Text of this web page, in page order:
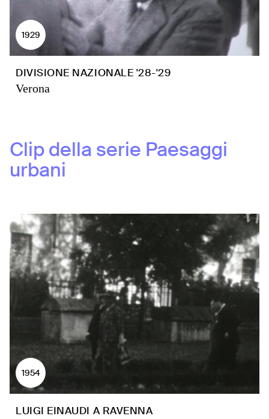
1929
DIVISIONE NAZIONALE '28-'29
Verona
Clip della serie Paesaggi
urbani
1954
LUIGI EINAUDI A RAVENNA